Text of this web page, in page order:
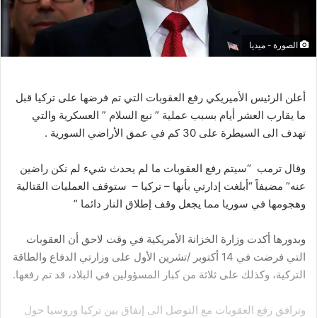
الصورة - ميديا
أعلن الرئيس الأميريكي رفع العقوبات التي تم فرضها على تركيا قبل
ما يقارب العشر أيام بسبب عملية ” نبع السلام ” العسكرية والتي
تهدف الى السيطرة على كم في عمق الأراضي السورية .
وقال ترمب “سيتم رفع العقوبات ما لم يحدث شيء لم نكن راضين
عنه“ مضيفاً“أبلغت إدارتي بأنها – تركيا – ستوقف العمليات القتالية
وهجومها في سوريا مما يجعل وقف إطلاق النار دائما ”
وبدورها أكدت وزارة الخزانة الأمريكية في وقت لاحق أن العقوبات
التي فرضت في أكتوبر /تشرين الأول على وزارتي الدفاع والطاقة
التركية، وكذلك على ثلاثة من كبار المسؤولين في البلاد، قد تم رفعها.
وترافق رفع العقوبات مع التوصل الى إتفاق بين تركيا وروسيا حول